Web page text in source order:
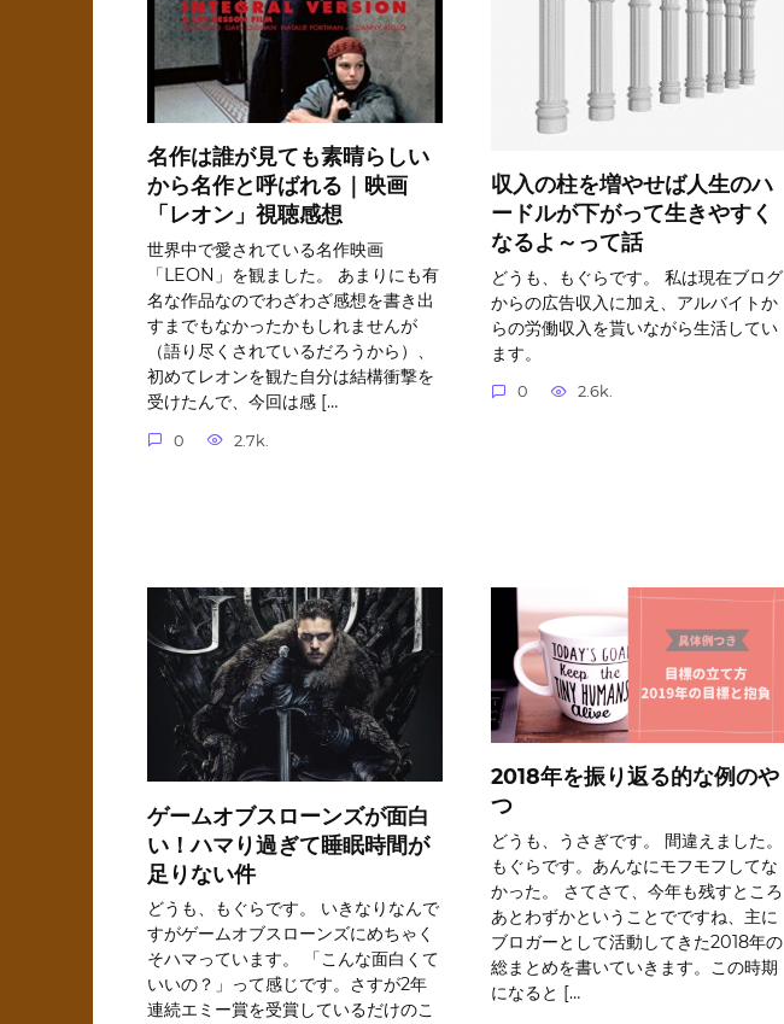
名作は誰が見ても素晴らしい
から名作と呼ばれる｜映画
「レオン」視聴感想
世界中で愛されている名作映画
「LEON」を観ました。 あまりにも有
名な作品なのでわざわざ感想を書き出
すまでもなかったかもしれませんが
（語り尽くされているだろうから）、
初めてレオンを観た自分は結構衝撃を
受けたんで、今回は感 […
0 2.7k.
収入の柱を増やせば人生のハ
ードルが下がって生きやすく
なるよ～って話
どうも、もぐらです。 私は現在ブログ
からの広告収入に加え、アルバイトか
らの労働収入を貰いながら生活してい
ます。
0 2.6k.
ゲームオブスローンズが面白
い！ハマり過ぎて睡眠時間が
足りない件
どうも、もぐらです。 いきなりなんで
すがゲームオブスローンズにめちゃく
そハマっています。 「こんな面白くて
いいの？」って感じです。さすが2年
連続エミー賞を受賞しているだけのこ
2018年を振り返る的な例のや
つ
どうも、うさぎです。 間違えました。
もぐらです。あんなにモフモフしてな
かった。 さてさて、今年も残すところ
あとわずかということでですね、主に
ブロガーとして活動してきた2018年の
総まとめを書いていきます。この時期
になると […